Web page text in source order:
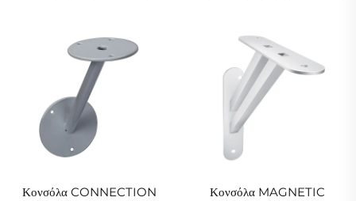
Κονσόλα CONNECTION Κονσόλα MAGNETIC